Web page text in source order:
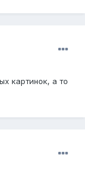
картинок, а то